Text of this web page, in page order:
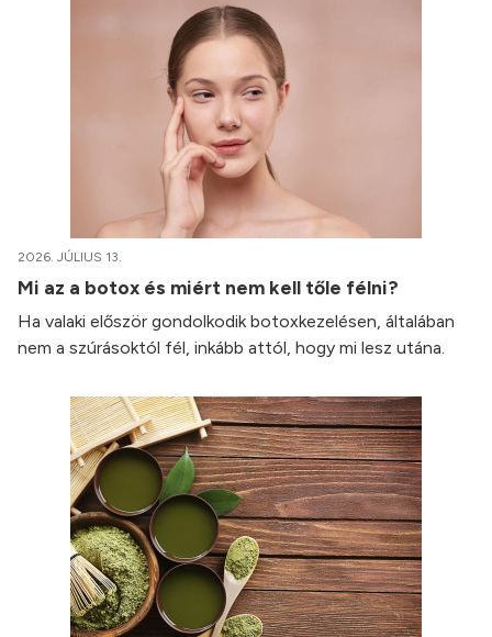
2026. JÚLIUS 13.
Mi az a botox és miért nem kell tőle félni?
Ha valaki először gondolkodik botoxkezelésen, általában
nem a szúrásoktól fél, inkább attól, hogy mi lesz utána.